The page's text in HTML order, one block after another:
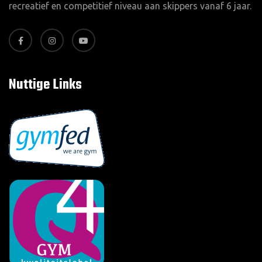
recreatief en competitief niveau aan skippers vanaf 6 jaar.
Nuttige Links